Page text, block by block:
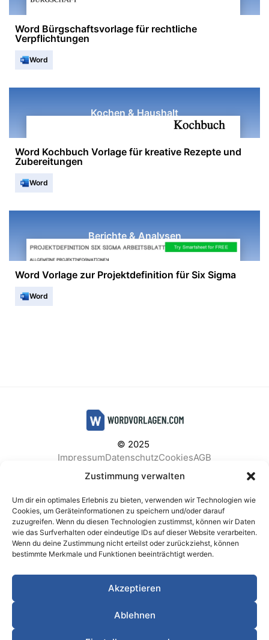
Zustimmung verwalten
Um dir ein optimales Erlebnis zu bieten, verwenden wir Technologien wie
Cookies, um Geräteinformationen zu speichern und/oder darauf
zuzugreifen. Wenn du diesen Technologien zustimmst, können wir Daten
wie das Surfverhalten oder eindeutige IDs auf dieser Website verarbeiten.
Wenn du deine Zustimmung nicht erteilst oder zurückziehst, können
bestimmte Merkmale und Funktionen beeinträchtigt werden.
Akzeptieren
Ablehnen
Word Bürgschaftsvorlage für rechtliche
Verpflichtungen
Word
Kochen & Haushalt
Word Kochbuch Vorlage für kreative Rezepte und
Zubereitungen
Word
Berichte & Analysen
Word Vorlage zur Projektdefinition für Six Sigma
Word
© 2025
ImpressumDatenschutzCookiesAGB
Facebook
Instagram
BELIEBTE KATEGORIEN
Berichte & Analysen Business
Einkauf & Beschaffung
Gesundheit & Vorsorge